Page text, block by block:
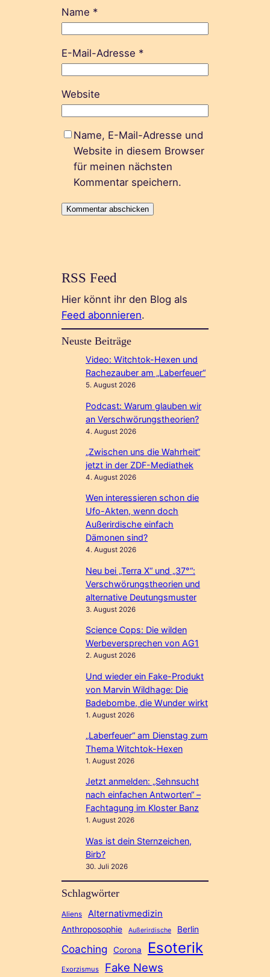
Name *
E-Mail-Adresse *
Website
Name, E-Mail-Adresse und
Website in diesem Browser
für meinen nächsten
Kommentar speichern.
RSS Feed
Hier könnt ihr den Blog als
Feed abonnieren.
Neuste Beiträge
Video: Witchtok-Hexen und
Rachezauber am „Laberfeuer“
5. August 2026
Podcast: Warum glauben wir
an Verschwörungstheorien?
4. August 2026
„Zwischen uns die Wahrheit“
jetzt in der ZDF-Mediathek
4. August 2026
Wen interessieren schon die
Ufo-Akten, wenn doch
Außerirdische einfach
Dämonen sind?
4. August 2026
Neu bei „Terra X“ und „37°“:
Verschwörungstheorien und
alternative Deutungsmuster
3. August 2026
Science Cops: Die wilden
Werbeversprechen von AG1
2. August 2026
Und wieder ein Fake-Produkt
von Marvin Wildhage: Die
Badebombe, die Wunder wirkt
1. August 2026
„Laberfeuer“ am Dienstag zum
Thema Witchtok-Hexen
1. August 2026
Jetzt anmelden: „Sehnsucht
nach einfachen Antworten“ –
Fachtagung im Kloster Banz
1. August 2026
Was ist dein Sternzeichen,
Birb?
30. Juli 2026
Schlagwörter
Aliens Alternativmedizin
Anthroposophie Außerirdische Berlin
Coaching Corona Esoterik
Exorzismus Fake News